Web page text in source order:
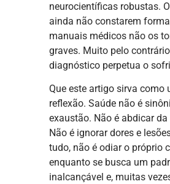
neurocientíficas robustas.
ainda não constarem
manuais médicos não os
graves. Muito pelo
diagnóstico perpetua o
Que este artigo sirva como
reflexão. Saúde não é
exaustão. Não é abdicar
Não é ignorar dores e
tudo, não é odiar o próprio
enquanto se busca um
inalcançável e, muitas